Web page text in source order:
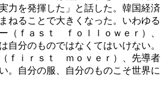
力を発揮した」と話した。韓国経済
ねることで大きくなった。いわゆる
（ｆａｓｔ ｆｏｌｌｏｗｅｒ）、
自分のものではなくてはいけない。
ｆｉｒｓｔ ｍｏｖｅｒ）、先導者
。自分の服、自分のものこそ世界に